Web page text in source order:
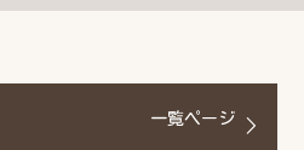
一覧ページ